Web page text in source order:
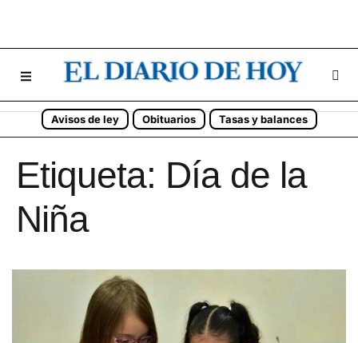
Avisos de ley Obituarios Tasas y balances
Etiqueta: Día de la
Niña